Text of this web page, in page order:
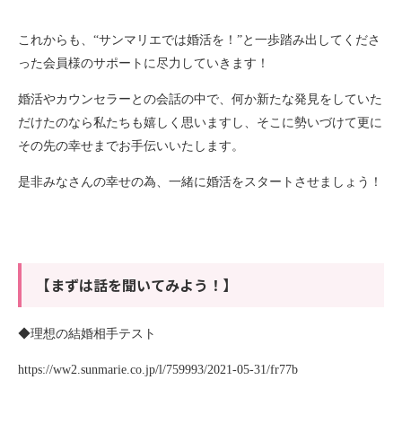
これからも、“サンマリエでは婚活を！”と一歩踏み出してくださ
った会員様のサポートに尽力していきます！
婚活やカウンセラーとの会話の中で、何か新たな発見をしていた
だけたのなら私たちも嬉しく思いますし、そこに勢いづけて更に
その先の幸せまでお手伝いいたします。
是非みなさんの幸せの為、一緒に婚活をスタートさせましょう！
【まずは話を聞いてみよう！】
◆理想の結婚相手テスト
https://ww2.sunmarie.co.jp/l/759993/2021-05-31/fr77b